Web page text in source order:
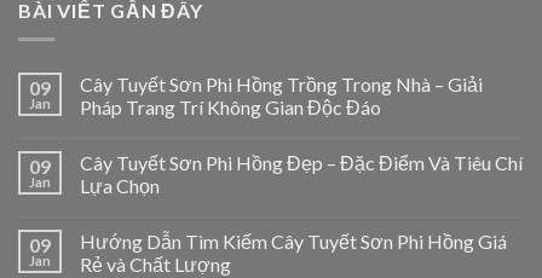
BÀI VIẾT GẦN ĐÂY
09
Jan
Cây Tuyết Sơn Phi Hồng Trồng Trong Nhà – Giải
Pháp Trang Trí Không Gian Độc Đáo
09
Jan
Cây Tuyết Sơn Phi Hồng Đẹp – Đặc Điểm Và Tiêu Chí
Lựa Chọn
09
Jan
Hướng Dẫn Tìm Kiếm Cây Tuyết Sơn Phi Hồng Giá
Rẻ và Chất Lượng